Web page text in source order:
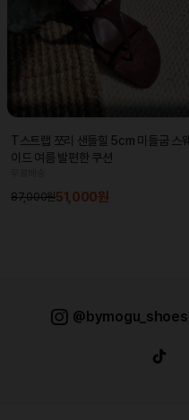
T스트랩 쪼리 샌들힐 5cm 미들굽 스웨
이드 여름 발편한 쿠션
87,000원51,000원
@bymogu_shoes